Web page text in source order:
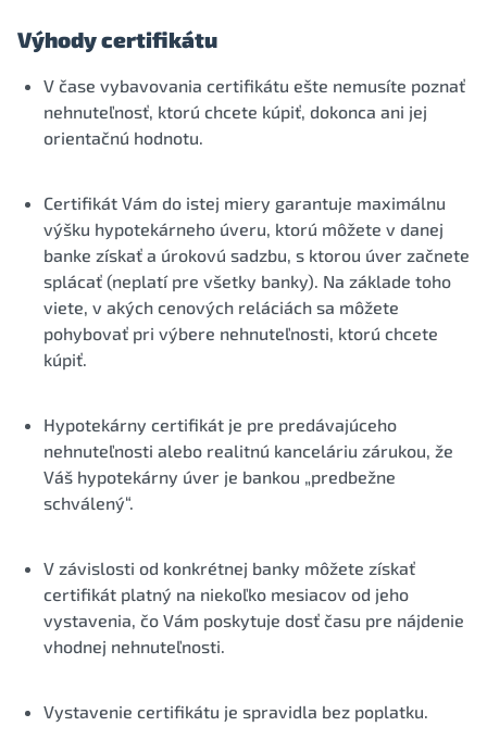
Výhody certifikátu
V čase vybavovania certifikátu ešte nemusíte poznať
nehnuteľnosť, ktorú chcete kúpiť, dokonca ani jej
orientačnú hodnotu.
Certifikát Vám do istej miery garantuje maximálnu
výšku hypotekárneho úveru, ktorú môžete v danej
banke získať a úrokovú sadzbu, s ktorou úver začnete
splácať (neplatí pre všetky banky). Na základe toho
viete, v akých cenových reláciách sa môžete
pohybovať pri výbere nehnuteľnosti, ktorú chcete
kúpiť.
Hypotekárny certifikát je pre predávajúceho
nehnuteľnosti alebo realitnú kanceláriu zárukou, že
Váš hypotekárny úver je bankou „predbežne
schválený“.
V závislosti od konkrétnej banky môžete získať
certifikát platný na niekoľko mesiacov od jeho
vystavenia, čo Vám poskytuje dosť času pre nájdenie
vhodnej nehnuteľnosti.
Vystavenie certifikátu je spravidla bez poplatku.